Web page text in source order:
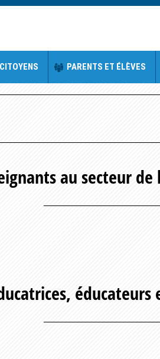
CITOYENS PARENTS ET ÉLÈVES
au secteur